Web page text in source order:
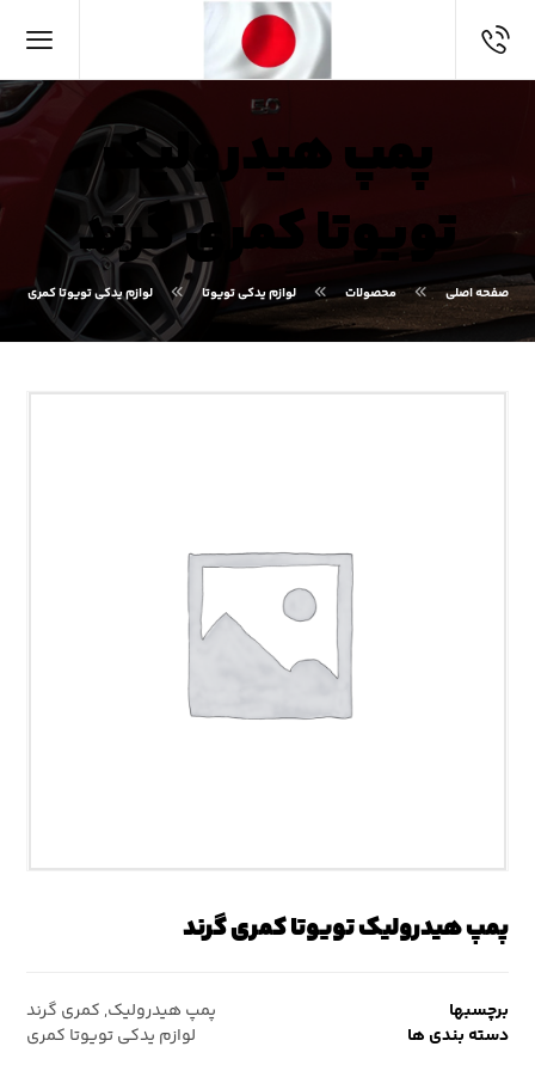
پمپ هیدرولیک
تویوتا کمری گرند
صفحه اصلی محصولات لوازم یدکی تویوتا لوازم یدکی تویوتا کمری
پمپ هیدرولیک تویوتا کمری گرند
برچسبها پمپ هیدرولیک, کمری گرند
دسته بندی ها
لوازم یدکی تویوتا کمری